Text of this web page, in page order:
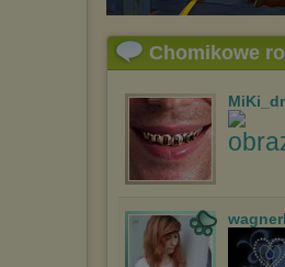
Chomikowe